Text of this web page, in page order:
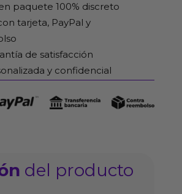
paquete 100% discreto
tarjeta, PayPal y
de satisfacción
y confidencial
del producto